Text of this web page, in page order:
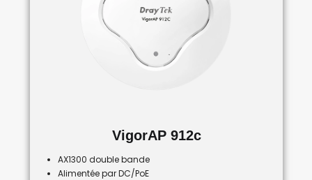
VigorAP 912c
AX1300 double bande
Alimentée par DC/PoE